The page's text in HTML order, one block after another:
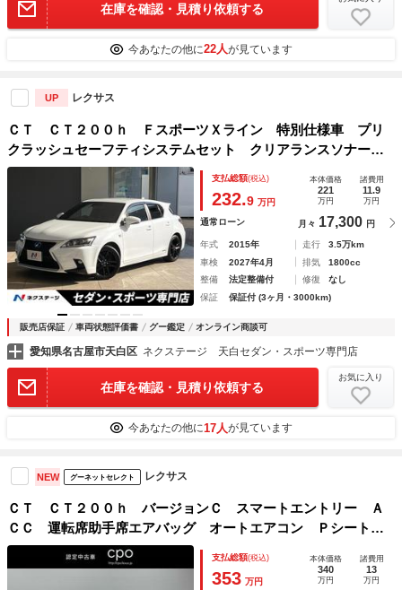
在庫を確認・見積り依頼する
今あなたの他に22人が見ています
UP レクサス
ＣＴ ＣＴ２００ｈ ＦスポーツＸライン 特別仕様車 プリ
クラッシュセーフティシステムセット クリアランスソナー
ＬＥＤヘッドライト バックカメラ 純正１７インチアルミ
パドルシフト 革巻きステアリング 前席シートヒーター 純
正ＳＤナビ 禁煙
支払総額(税込)
232.9 万円
本体価格
221
万円
諸費用
11.9
万円
通常ローン 月々 17,300 円
年式 2015年 走行
3.5万km
車検
2027年4月 排気
1800cc
整備
法定整備付 修復
なし
保証
保証付 (3ヶ月・3000km)
販売店保証 車両状態評価書 グー鑑定 オンライン商談可
愛知県名古屋市天白区 ネクステージ 天白セダン・スポーツ専門店
在庫を確認・見積り依頼する
お気に入り
今あなたの他に17人が見ています
NEW グーネットセレクト レクサス
ＣＴ ＣＴ２００ｈ バージョンＣ スマートエントリー Ａ
ＣＣ 運転席助手席エアバッグ オートエアコン Ｐシート
ＤＶＤ再生可能 ＬＥＤライト キーフリー ＴＶナビ パワ
ーステアリング パワーウインドウ フルセグテレビ ＥＳ
支払総額(税込)
353 万円
本体価格
340
万円
諸費用
13
万円